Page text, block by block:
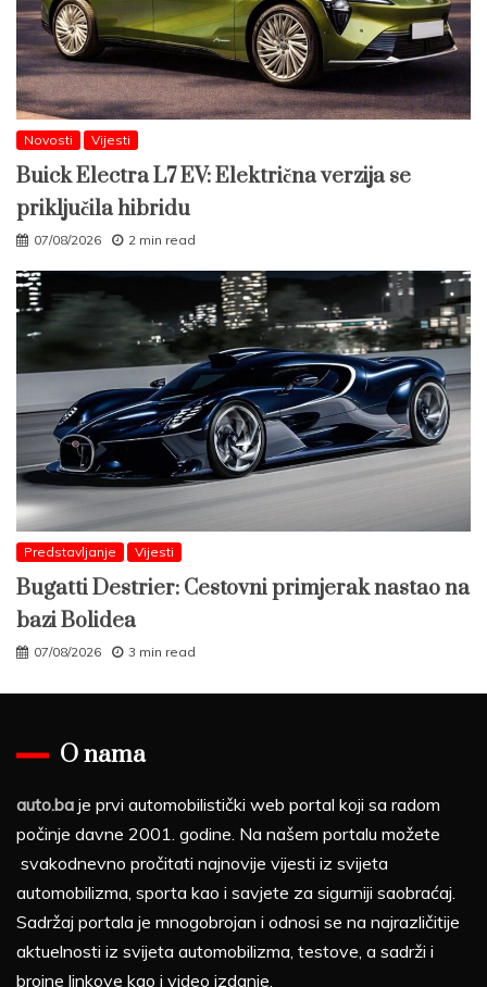
Novosti Vijesti
Buick Electra L7 EV: Električna verzija se
priključila hibridu
07/08/2026 2 min read
Predstavljanje Vijesti
Bugatti Destrier: Cestovni primjerak nastao na
bazi Bolidea
07/08/2026 3 min read
O nama
auto.ba je prvi automobilistički web portal koji sa radom
počinje davne 2001. godine. Na našem portalu možete
svakodnevno pročitati najnovije vijesti iz svijeta
automobilizma, sporta kao i savjete za sigurniji saobraćaj.
Sadržaj portala je mnogobrojan i odnosi se na najrazličitije
aktuelnosti iz svijeta automobilizma, testove, a sadrži i
brojne linkove kao i video izdanje.